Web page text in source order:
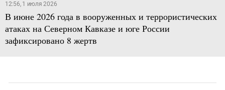
12:56, 1 июля 2026
В июне 2026 года в вооруженных и террористических
атаках на Северном Кавказе и юге России
зафиксировано 8 жертв